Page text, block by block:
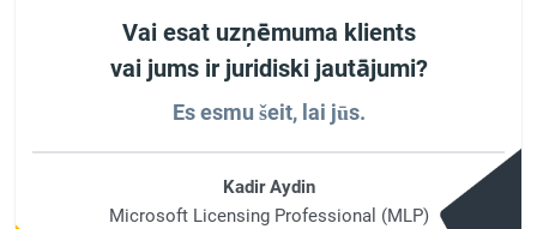
Vai esat uzņēmuma klients
vai jums ir juridiski jautājumi?
Es esmu šeit, lai jūs.
Kadir Aydin
Microsoft Licensing Professional (MLP)